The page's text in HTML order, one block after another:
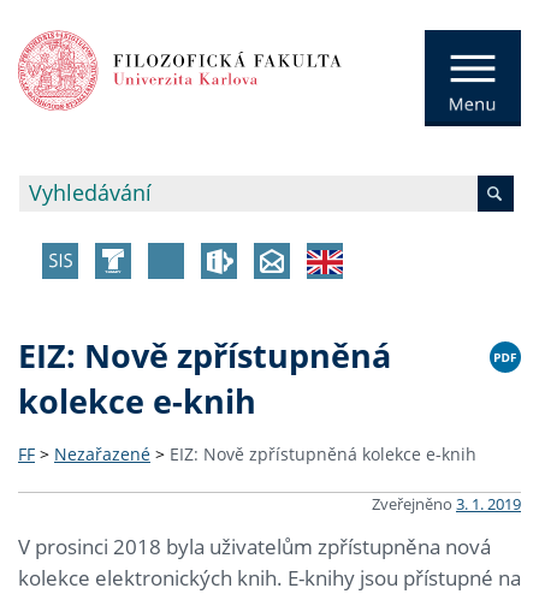
EIZ: Nově zpřístupněná
kolekce e-knih
FF > Nezařazené > EIZ: Nově zpřístupněná kolekce e-knih
Zveřejněno 3. 1. 2019
V prosinci 2018 byla uživatelům zpřístupněna nová
kolekce elektronických knih. E-knihy jsou přístupné na